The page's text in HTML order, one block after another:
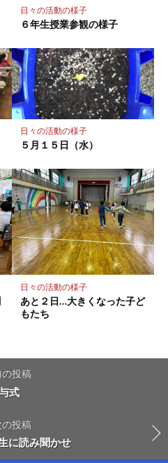
日々の活動の様子
６年生授業参観の様子
日々の活動の様子
５月１５日（水）
日々の活動の様子
あと２日…大きくなった子ど
もたち
の投稿
式
の投稿
に読み聞かせ